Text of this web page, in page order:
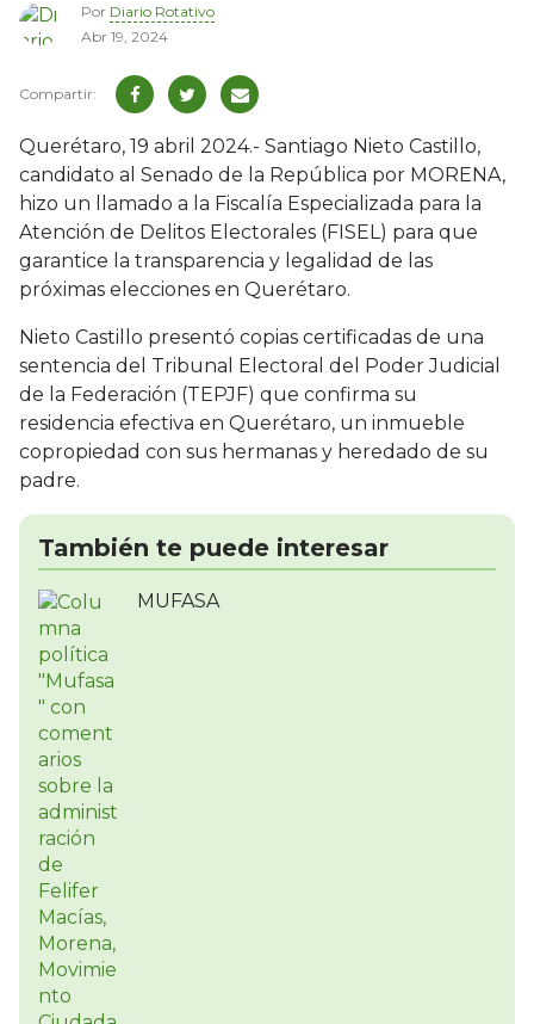
Por Diario Rotativo
Abr 19, 2024
Querétaro, 19 abril 2024.- Santiago Nieto Castillo,
candidato al Senado de la República por MORENA,
hizo un llamado a la Fiscalía Especializada para la
Atención de Delitos Electorales (FISEL) para que
garantice la transparencia y legalidad de las
próximas elecciones en Querétaro.
Nieto Castillo presentó copias certificadas de una
sentencia del Tribunal Electoral del Poder Judicial
de la Federación (TEPJF) que confirma su
residencia efectiva en Querétaro, un inmueble
copropiedad con sus hermanas y heredado de su
padre.
También te puede interesar
MUFASA